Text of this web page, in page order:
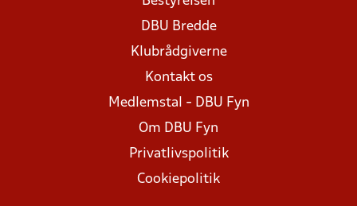
DBU Bredde
Klubrådgiverne
Kontakt os
Medlemstal - DBU Fyn
Om DBU Fyn
Privatlivspolitik
Cookiepolitik